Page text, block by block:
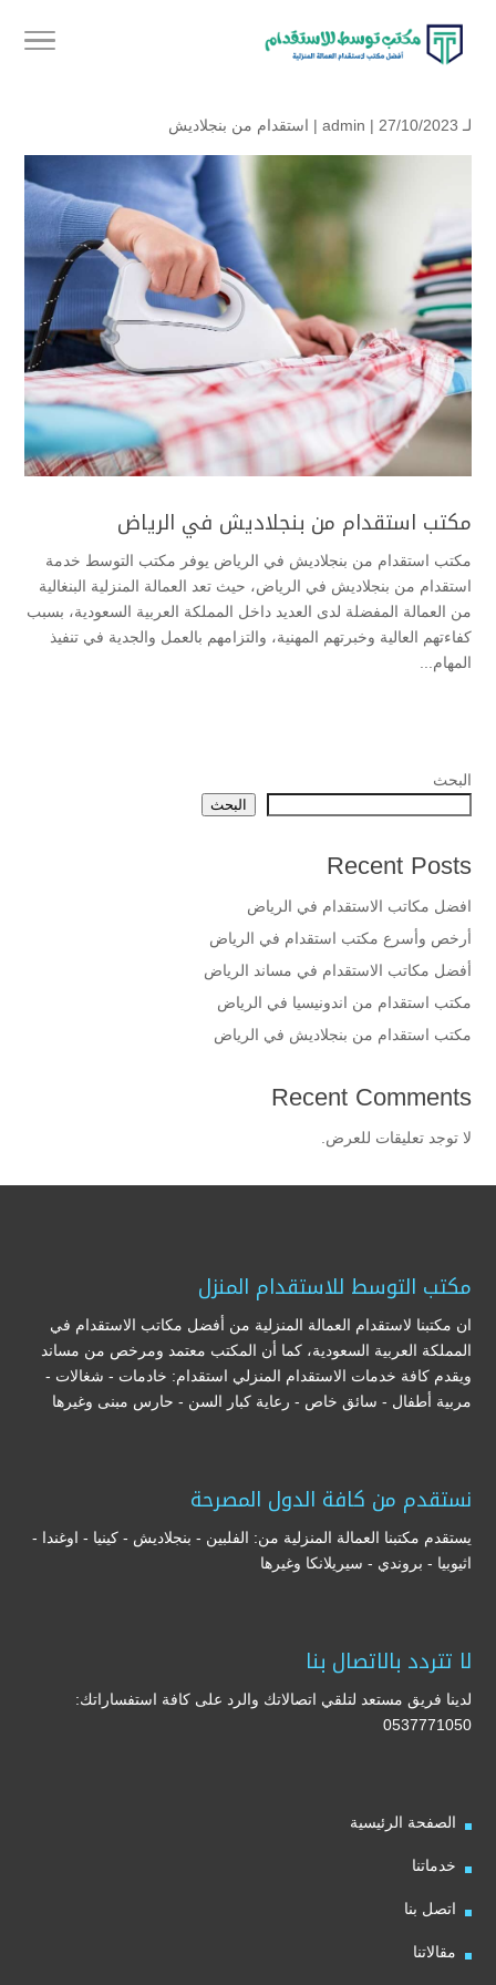
لـ admin | 27/10/2023 | استقدام من بنجلاديش
مكتب استقدام من بنجلاديش في الرياض
مكتب استقدام من بنجلاديش في الرياض يوفر مكتب التوسط خدمة
استقدام من بنجلاديش في الرياض، حيث تعد العمالة المنزلية البنغالية
من العمالة المفضلة لدى العديد داخل المملكة العربية السعودية، بسبب
كفاءتهم العالية وخبرتهم المهنية، والتزامهم بالعمل والجدية في تنفيذ
المهام...
البحث
البحث
Recent Posts
افضل مكاتب الاستقدام في الرياض
أرخص وأسرع مكتب استقدام في الرياض
أفضل مكاتب الاستقدام في مساند الرياض
مكتب استقدام من اندونيسيا في الرياض
مكتب استقدام من بنجلاديش في الرياض
Recent Comments
لا توجد تعليقات للعرض.
مكتب التوسط للاستقدام المنزل
ان مكتبنا لاستقدام العمالة المنزلية من أفضل مكاتب الاستقدام في
المملكة العربية السعودية، كما أن المكتب معتمد ومرخص من مساند
ويقدم كافة خدمات الاستقدام المنزلي استقدام: خادمات - شغالات -
مربية أطفال - سائق خاص - رعاية كبار السن - حارس مبنى وغيرها
نستقدم من كافة الدول المصرحة
يستقدم مكتبنا العمالة المنزلية من: الفلبين - بنجلاديش - كينيا - اوغندا -
اثيوبيا - بروندي - سيريلانكا وغيرها
لا تتردد بالاتصال بنا
لدينا فريق مستعد لتلقي اتصالاتك والرد على كافة استفساراتك:
0537771050
الصفحة الرئيسية
خدماتنا
اتصل بنا
مقالاتنا